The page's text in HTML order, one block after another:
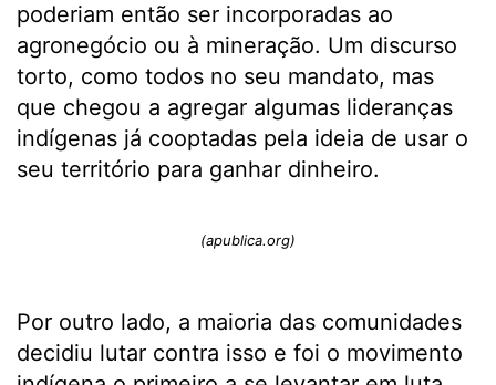
poderiam então ser incorporadas ao
agronegócio ou à mineração. Um discurso
torto, como todos no seu mandato, mas
que chegou a agregar algumas lideranças
indígenas já cooptadas pela ideia de usar o
seu território para ganhar dinheiro.
(apublica.org)
Por outro lado, a maioria das comunidades
decidiu lutar contra isso e foi o movimento